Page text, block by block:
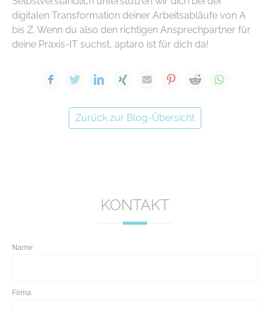
Facebook
Twitter LinkedInXing E-mail PinterestReddit
digitalen Transformation deiner Arbeitsabläufe von A
bis Z. Wenn du also den richtigen Ansprechpartner für
deine Praxis-IT suchst, aptaro ist für dich da!
Zurück zur Blog-Übersicht
KONTAKT
Name*
Firma